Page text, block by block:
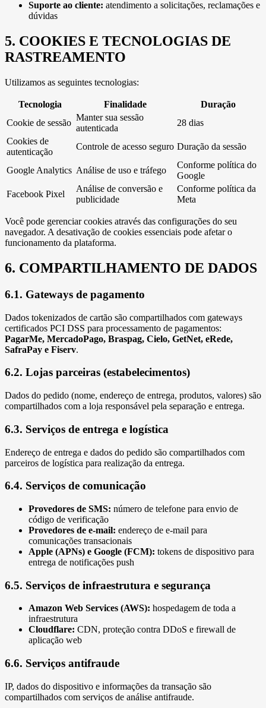
Suporte ao cliente: atendimento a solicitações, reclamações e
dúvidas
5. COOKIES E TECNOLOGIAS DE
RASTREAMENTO
Utilizamos as seguintes tecnologias:
Tecnologia Finalidade
Duração
Cookie de sessão
Manter sua sessão
autenticada
28 dias
Cookies de
autenticação
Controle de acesso seguro Duração da sessão
Google Analytics Análise de uso e tráfego
Conforme política do
Google
Facebook Pixel
Análise de conversão e
publicidade
Conforme política da
Meta
Você pode gerenciar cookies através das configurações do seu
navegador. A desativação de cookies essenciais pode afetar o
funcionamento da plataforma.
6. COMPARTILHAMENTO DE DADOS
6.1. Gateways de pagamento
Dados tokenizados de cartão são compartilhados com gateways
certificados PCI DSS para processamento de pagamentos:
PagarMe, MercadoPago, Braspag, Cielo, GetNet, eRede,
SafraPay e Fiserv.
6.2. Lojas parceiras (estabelecimentos)
Dados do pedido (nome, endereço de entrega, produtos, valores) são
compartilhados com a loja responsável pela separação e entrega.
6.3. Serviços de entrega e logística
Endereço de entrega e dados do pedido são compartilhados com
parceiros de logística para realização da entrega.
6.4. Serviços de comunicação
Provedores de SMS: número de telefone para envio de
código de verificação
Provedores de e-mail: endereço de e-mail para
comunicações transacionais
Apple (APNs) e Google (FCM): tokens de dispositivo para
entrega de notificações push
6.5. Serviços de infraestrutura e segurança
Amazon Web Services (AWS): hospedagem de toda a
infraestrutura
Cloudflare: CDN, proteção contra DDoS e firewall de
aplicação web
6.6. Serviços antifraude
IP, dados do dispositivo e informações da transação são
compartilhados com serviços de análise antifraude.